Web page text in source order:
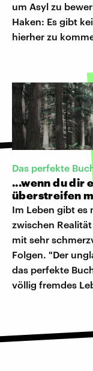
um Asyl zu
Haken: Es gibt
hierher zu
Das perfekte
...wenn du dir
überstreifen
Im Leben gibt es
zwischen
mit sehr
Folgen. "Der
das perfekte
völlig fremdes